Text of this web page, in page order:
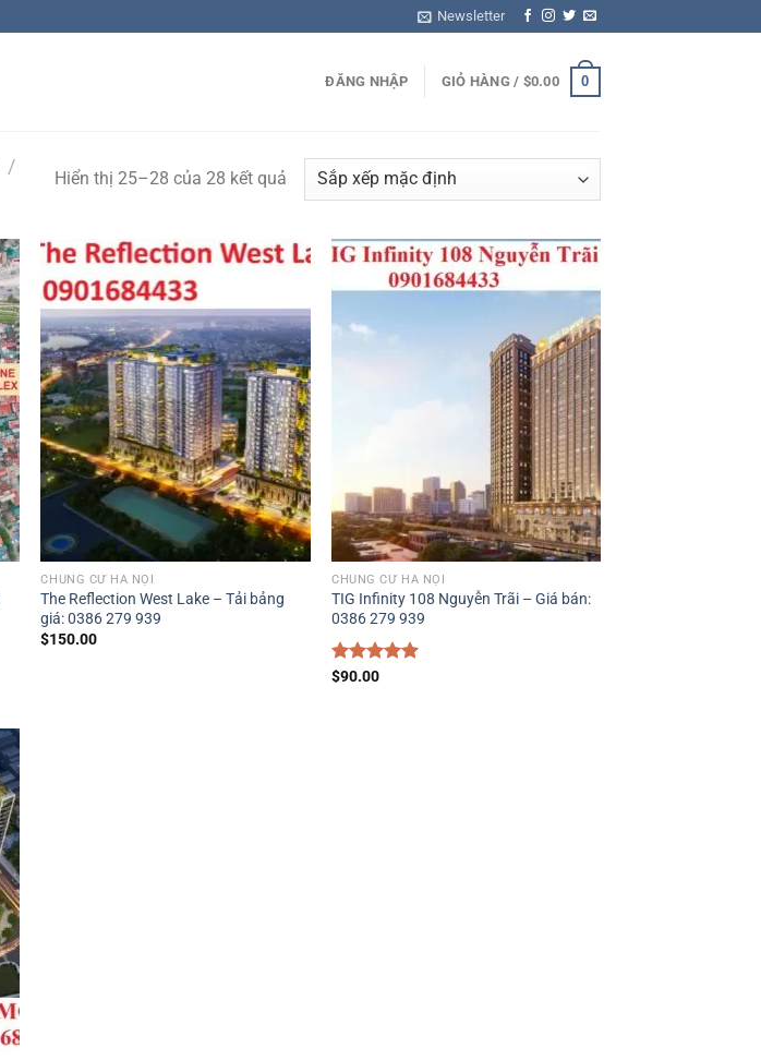
Newsletter
ĐĂNG NHẬP GIỎ HÀNG / $0.00 0
/
Hiển thị 25–28 của 28 kết quả
CHUNG CƯ HÀ NỘI
The Reflection West Lake – Tải bảng
giá: 0386 279 939
$150.00
CHUNG CƯ HÀ NỘI
TIG Infinity 108 Nguyễn Trãi – Giá bán:
0386 279 939
Được xếp
$90.00